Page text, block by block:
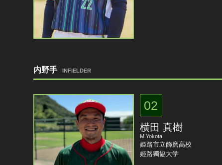
内野手 INFIELDER
02
横田 真樹
M.Yokota
姫路市立飾磨高校
姫路獨協大学